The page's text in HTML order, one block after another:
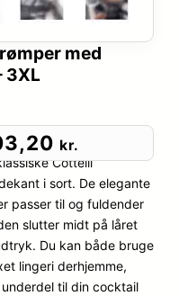
med
3XL
kr.
e
n
a
k
Cottelli
i sort. De elegante
passer til og fuldender
slutter midt på låret
Du kan både bruge
lingeri derhjemme,
til din cocktail